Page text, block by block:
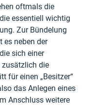
oftmals die
essentiell wichtig
Zur Bündelung
es neben der
sich einer
zusätzlich die
für einen „Besitzer“
das Anlegen eines
Anschluss weitere